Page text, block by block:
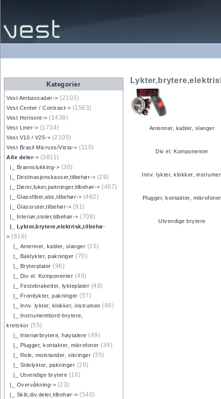
Kategorier
Vest Ambassadør-> (2103)
Vest Center / Contrast-> (1563)
Vest Horisont-> (1438)
Vest Liner-> (1734)
Vest V10 / V25-> (2105)
Vest Brasil Micruss/Vista-> (110)
Alle deler-> (3811)
|_ Brannslukking-> (36)
|_ Destinasjonskasser,tilbehør-> (29)
|_ Dører,luker,pakninger,tilbehør-> (467)
|_ Glassfiber,abs,tilbehør-> (462)
|_ Glassruter,tilbehør-> (91)
|_ Interiør,stoler,tilbehør-> (708)
|_ Lykter,brytere,elektrisk,tilbehø-
> (616)
|_ Antenner, kabler, slanger (15)
|_ Baklykter, pakninger (70)
|_ Bryterplater (96)
|_ Div el. Komponenter (49)
|_ Festebraketter, lykteplater (48)
|_ Frontlykter, pakninger (57)
|_ Innv. lykter, klokker, instrumen (66)
|_ Instrumentbord-brytere,
kretskor (55)
|_ Interiørbrytere, høytalere (49)
|_ Plugger, kontakter, mikrofoner (34)
|_ Rele, motstander, sikringer (35)
|_ Sidelykter, pakninger (26)
|_ Utvendige brytere (16)
|_ Overvåkning-> (23)
|_ Skilt,div.deler,tilbehør-> (540)
Antenner, kabler, slanger
Div el. Komponenter
Innv. lykter, klokker,
Plugger, kontakter, mikrofoner
Utvendige brytere